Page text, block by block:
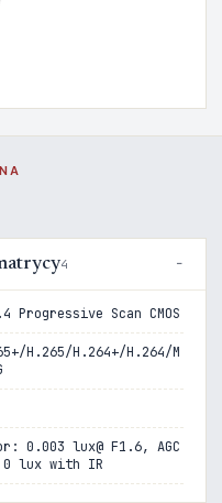
4
Progressive Scan CMOS
H.265/H.264+/H.264/M
0.003 lux@ F1.6, AGC
0 lux with IR